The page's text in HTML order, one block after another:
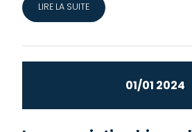
LIRE LA SUITE
01/01 2024